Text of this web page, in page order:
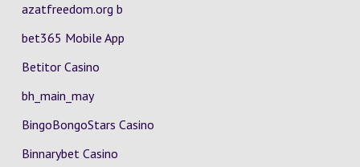
azatfreedom.org b
bet365 Mobile App
Betitor Casino
bh_main_may
BingoBongoStars Casino
Binnarybet Casino